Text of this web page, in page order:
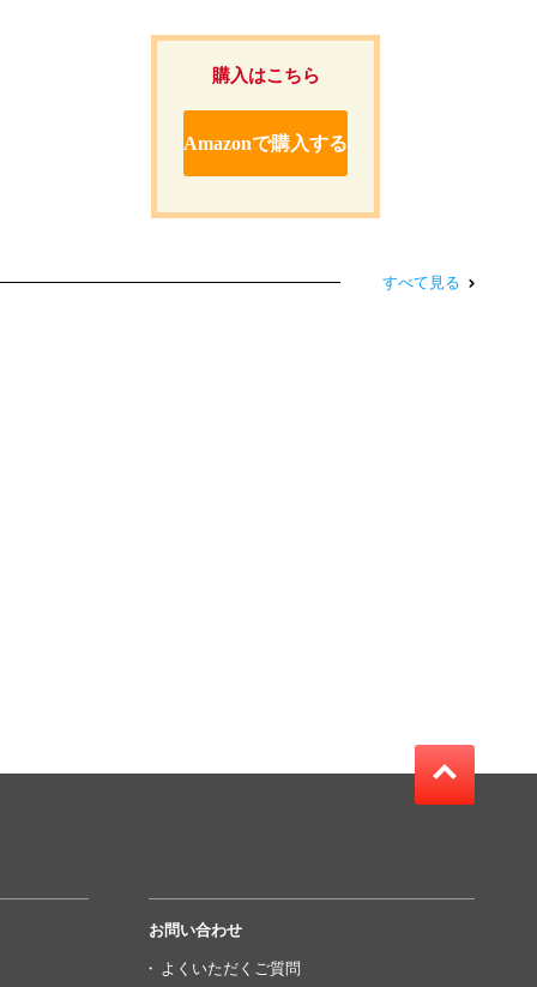
購入はこちら
Amazonで購入する
すべて見る
お問い合わせ
よくいただくご質問